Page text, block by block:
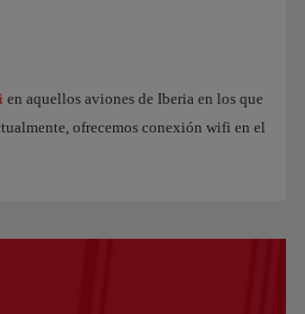
en aquellos aviones de Iberia en los que
ofrecemos conexión wifi en el